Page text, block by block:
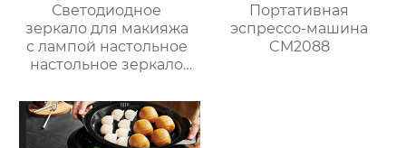
Светодиодное
зеркало для макияжа
с лампой настольное
настольное зеркало
заполняет свет
складное
косметическое
Портативная
эспрессо-машина
CM2088